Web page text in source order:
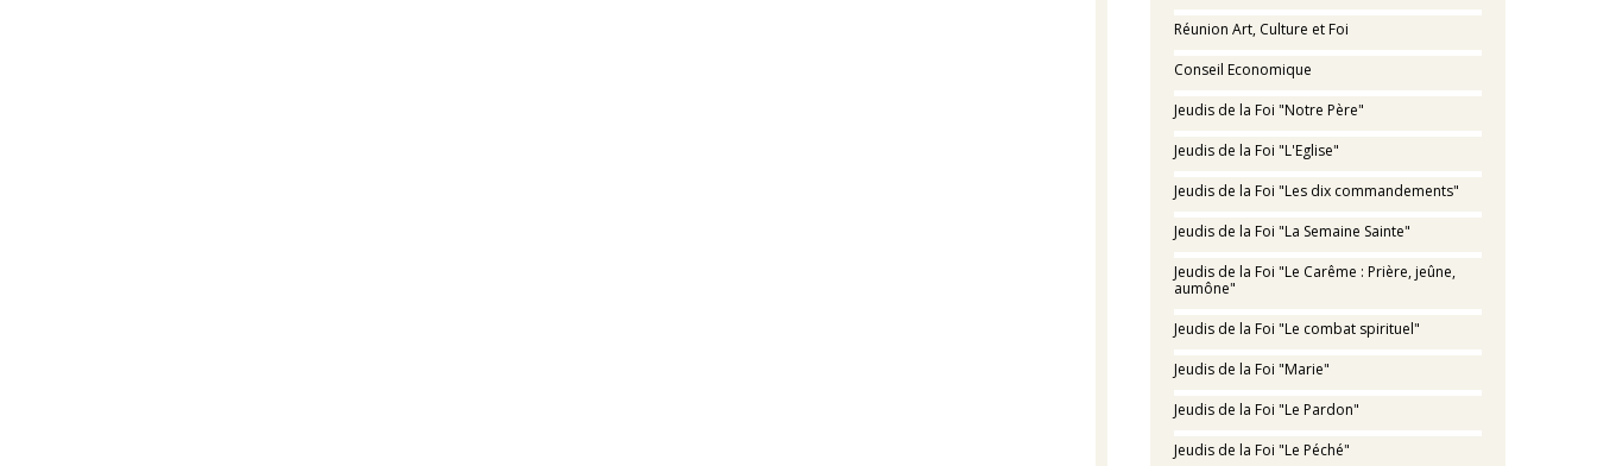
Réunion Art, Culture et Foi
Conseil Economique
Jeudis de la Foi "Notre Père"
Jeudis de la Foi "L'Eglise"
Jeudis de la Foi "Les dix commandements"
Jeudis de la Foi "La Semaine Sainte"
Jeudis de la Foi "Le Carême : Prière, jeûne,
aumône"
Jeudis de la Foi "Le combat spirituel"
Jeudis de la Foi "Marie"
Jeudis de la Foi "Le Pardon"
Jeudis de la Foi "Le Péché"